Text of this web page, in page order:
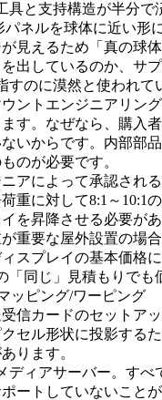
と支持構造が半分で
パネルを球体に近い
見えるため「真の球
出しているのか、サ
すのに漠然と使われて
ントエンジニアリング
す。なぜなら、購入
いからです。内部部
のが必要です。
アによって承認され
重に対して8:1～10:1
を昇降させる必要が
重要な屋外設置の場
スプレイの基本価格
「同じ」見積もりで
ッピング/ワーピング
受信カードのセットア
セル形状に投影する
ります。
ディアサーバー。す
ートしていないこと